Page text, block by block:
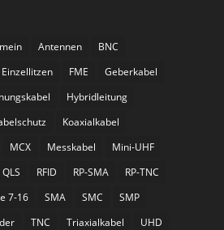
Antennen
BNC
Einzellitzen FME
Geberkabel
Hybridleitung
Koaxialkabel
MCX Messkabel
Mini-UHF
QLS RFID RP-SMA
RP-TNC
7-16 SMA SMC
SMP
TNC Triaxialkabel UHD